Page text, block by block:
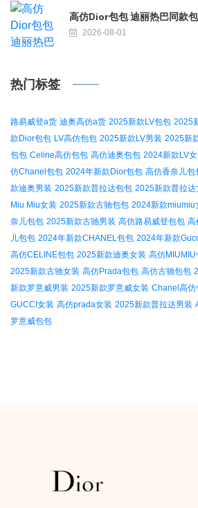
高仿Dior包包 迪丽热巴同款
2026-08-01
热门标签
路易威登a货 迪奥高仿a货 2025新款LV包包 2025
款Dior包包 LV高仿包包 2025新款LV男装 2025新
包包 Celine高仿包包 高仿迪奥包包 2024新款LV
仿Chanel包包 2024年新款Dior包包 高仿香奈儿包
款迪奥男装 2025新款普拉达包包 2025新款普拉达
Miu Miu女装 2025新款古驰包包 2024新款miumiu
奈儿包包 2025新款古驰男装 高仿路易威登包包 高
儿包包 2024年新款CHANEL包包 2024年新款
高仿CELINE包包 2025新款迪奥女装 高仿MIUMIU
2025新款古驰女装 高仿Prada包包 高仿古驰包包
新款罗意威男装 2025新款罗意威女装 Chanel高仿
GUCCI女装 高仿prada女装 2025新款普拉达男装
罗意威包包